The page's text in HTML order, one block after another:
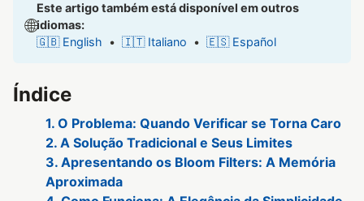
🌐
Este artigo também está disponível em outros
idiomas:
🇬🇧 English • 🇮🇹 Italiano • 🇪🇸 Español
Índice
1. O Problema: Quando Verificar se Torna Caro
2. A Solução Tradicional e Seus Limites
3. Apresentando os Bloom Filters: A Memória
Aproximada